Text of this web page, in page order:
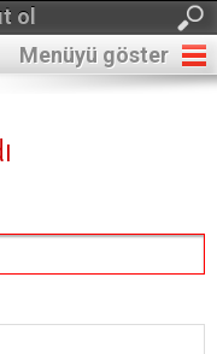
ol
Menüyü göster